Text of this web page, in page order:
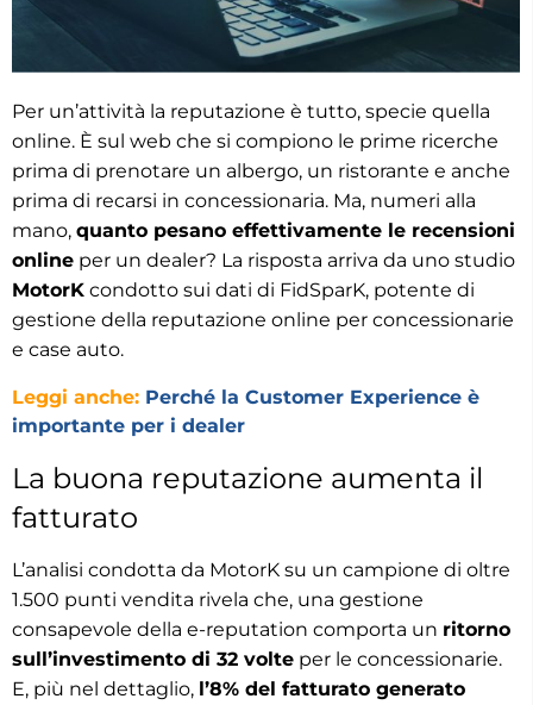
Per un’attività la reputazione è tutto, specie quella
online. È sul web che si compiono le prime ricerche
prima di prenotare un albergo, un ristorante e anche
prima di recarsi in concessionaria. Ma, numeri alla
mano, quanto pesano effettivamente le recensioni
online per un dealer? La risposta arriva da uno studio
MotorK condotto sui dati di FidSparK, potente di
gestione della reputazione online per concessionarie
e case auto.
Leggi anche: Perché la Customer Experience è
importante per i dealer
La buona reputazione aumenta il
fatturato
L’analisi condotta da MotorK su un campione di oltre
1.500 punti vendita rivela che, una gestione
consapevole della e-reputation comporta un ritorno
sull’investimento di 32 volte per le concessionarie.
E, più nel dettaglio, l’8% del fatturato generato